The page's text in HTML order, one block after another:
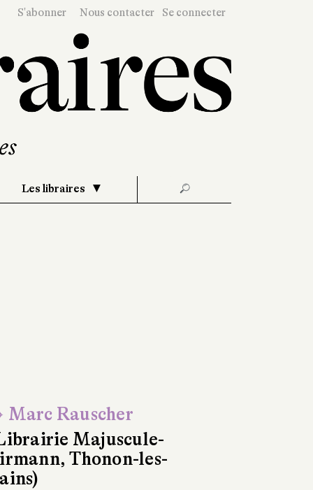
S'abonner Nous contacter Se connecter
Les libraires 🔎
Rauscher
Majuscule-
Thonon-les-